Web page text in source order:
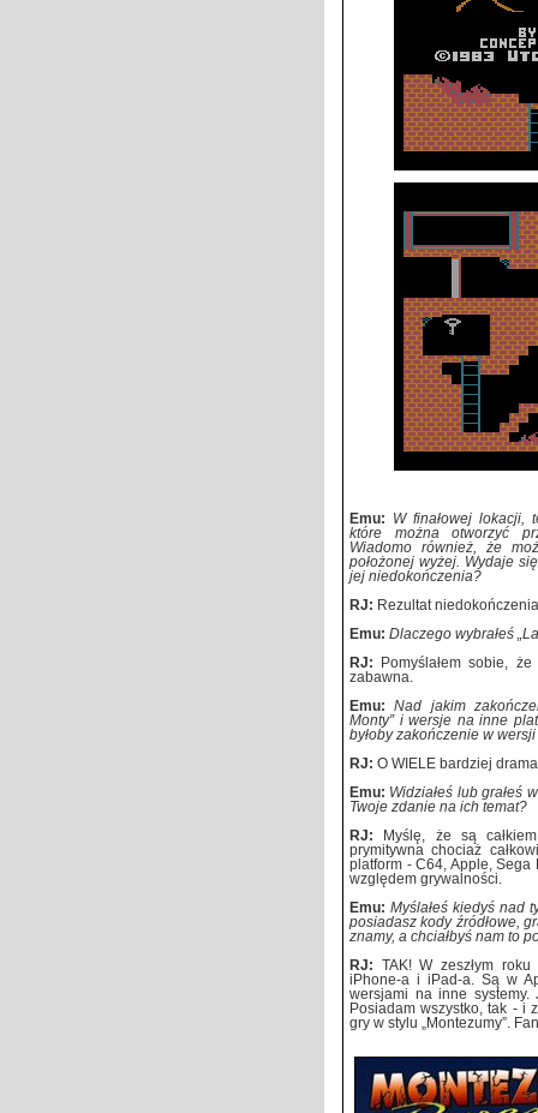
Emu: W finałowej lokacji,
które można otworzyć
Wiadomo również, że
położonej wyżej. Wydaje
jej niedokończenia?
RJ: Rezultat
Emu: Dlaczego wybrałeś
RJ:
Pomyślałem sobie,
zabawna.
Emu:Nad jakim
Monty” i wersje na inne
byłoby zakończenie w
RJ: O WIELE bardziej
Emu: Widziałeś lub grałeś
Twoje zdanie na ich temat?
RJ:
Myślę, że są
prymitywna chociaż
platform - C64, Apple,
względem grywalności.
Emu:Myślałeś kiedyś nad
posiadasz kody źródłowe,
znamy, a chciałbyś nam to
RJ: TAK! W zeszłym
iPhone-a i iPad-a. Są w
wersjami na inne systemy.
Posiadam wszystko, tak - i
gry w stylu „Montezumy”.